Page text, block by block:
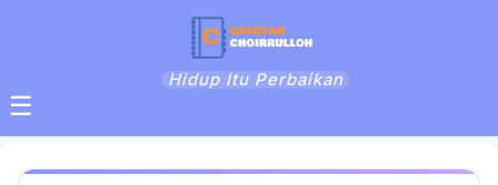
Hidup Itu Perbaikan
☰